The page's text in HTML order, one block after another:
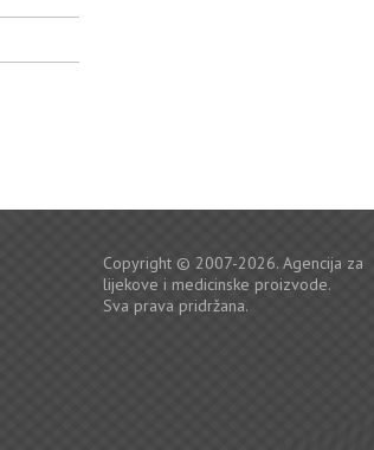
Copyright © 2007-2026. Agencija za
lijekove i medicinske proizvode.
Sva prava pridržana.